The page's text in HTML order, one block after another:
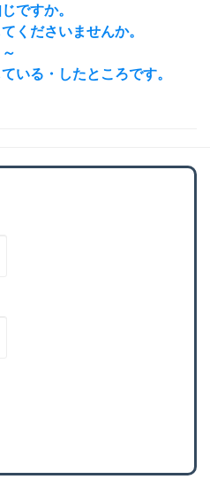
ですか。
くださいませんか。
いる・したところです。